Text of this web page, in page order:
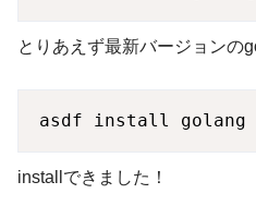
とりあえず最新バージョンの
installできました！